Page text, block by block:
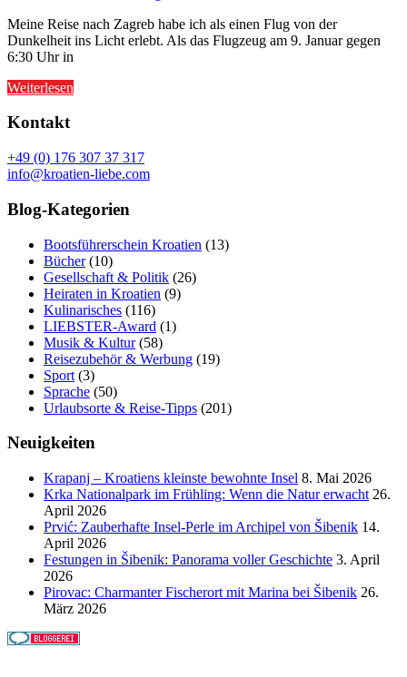
Meine Reise nach Zagreb habe ich als einen Flug von der
Dunkelheit ins Licht erlebt. Als das Flugzeug am 9. Januar gegen
6:30 Uhr in
Weiterlesen
Kontakt
+49 (0) 176 307 37 317
info@kroatien-liebe.com
Blog-Kategorien
Bootsführerschein Kroatien (13)
Bücher(10)
Gesellschaft & Politik (26)
Heiraten in Kroatien (9)
Kulinarisches (116)
LIEBSTER-Award (1)
Musik & Kultur(58)
Reisezubehör & Werbung (19)
Sport (3)
Sprache (50)
Urlaubsorte & Reise-Tipps (201)
Neuigkeiten
Krapanj – Kroatiens kleinste bewohnte Insel 8. Mai 2026
Krka Nationalpark im Frühling: Wenn die Natur erwacht 26.
April 2026
Prvić: Zauberhafte Insel-Perle im Archipel von Šibenik 14.
April 2026
Festungen in Šibenik: Panorama voller Geschichte 3. April
2026
Pirovac: Charmanter Fischerort mit Marina bei Šibenik 26.
März 2026